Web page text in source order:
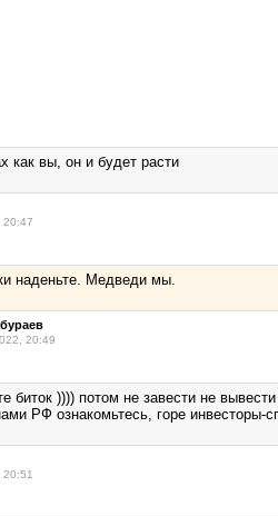
как вы, он и будет расти
20:47
наденьте. Медведи мы.
20:49
биток )))) потом не завести не
РФ ознакомьтесь, горе инвесторы-
20:51